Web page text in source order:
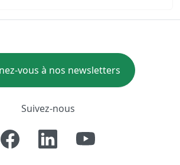
vous à nos newsletters
Suivez-nous